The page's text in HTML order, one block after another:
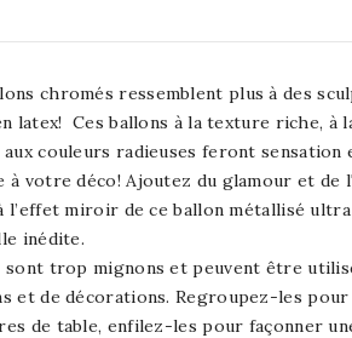
chromés ressemblent plus à des
latex! Ces ballons à la texture riche, à
couleurs radieuses feront
à votre déco! Ajoutez du glamour et de
l’effet miroir de ce ballon métallisé
inédite.
sont trop mignons et peuvent être
et de décorations. Regroupez-les
de table, enfilez-les pour façonner